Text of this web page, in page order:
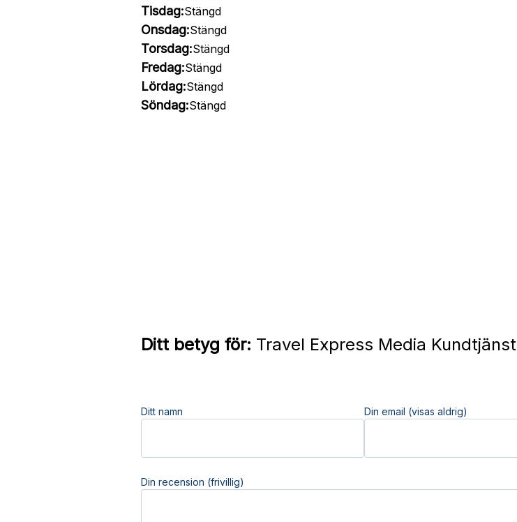
Tisdag:Stängd
Onsdag:Stängd
Torsdag:Stängd
Fredag:Stängd
Lördag:Stängd
Söndag:Stängd
Ditt betyg för: Travel Express Media Kundtjänst
Ditt namn Din email (visas aldrig)
Din recension (frivillig)